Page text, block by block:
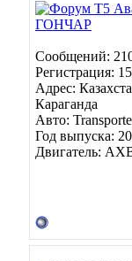
Сообщений:
Регистрация:
Адрес:
Караганда
Авто:
Год выпуска:
Двигатель: